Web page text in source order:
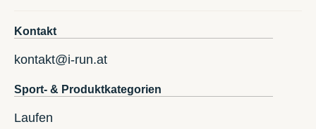
Kontakt
kontakt@i-run.at
Sport- & Produktkategorien
Laufen